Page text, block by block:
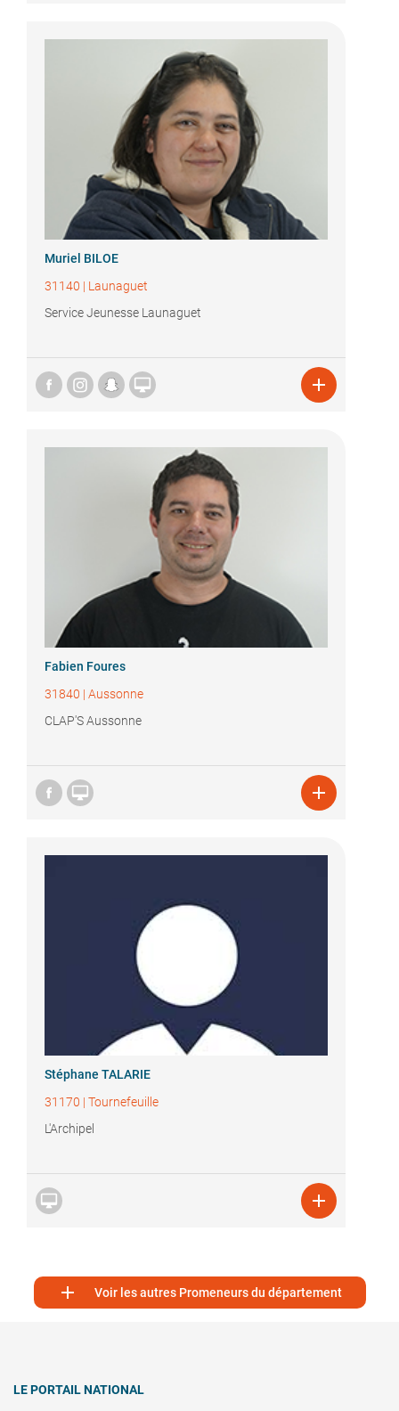
Muriel BILOE
31140 | Launaguet
Service Jeunesse Launaguet
 
Fabien Foures
31840 | Aussonne
CLAP'S Aussonne
 
Stéphane TALARIE
31170 | Tournefeuille
L'Archipel
 
 Voir les autres Promeneurs du département
LE PORTAIL NATIONAL